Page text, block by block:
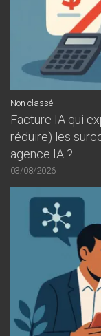
Non classé
Facture IA qui
réduire) les
agence IA ?
03/08/2026